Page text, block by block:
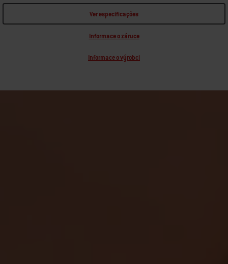
Ver especificações
Informace o záruce
Informace o výrobci